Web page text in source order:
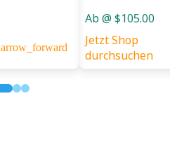
arrow_forward
Ab @ $105.00
Jetzt Shop
durchsuchen